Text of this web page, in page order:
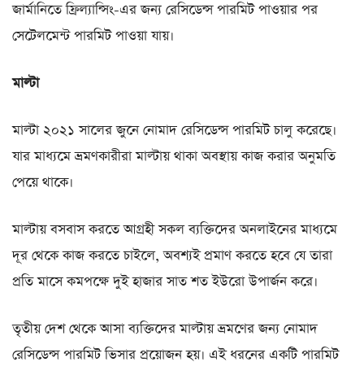
জার্মানিতে ফ্রিল্যান্সিং-এর জন্য রেসিডেন্স পারমিট পাওয়ার পর
সেটেলমেন্ট পারমিট পাওয়া যায়।
মাল্টা
মাল্টা ২০২১ সালের জুনে নোমাদ রেসিডেন্স পারমিট চালু করেছে।
যার মাধ্যমে ভ্রমণকারীরা মাল্টায় থাকা অবস্থায় কাজ করার অনুমতি
পেয়ে থাকে।
মাল্টায় বসবাস করতে আগ্রহী সকল ব্যক্তিদের অনলাইনের মাধ্যমে
দূর থেকে কাজ করতে চাইলে, অবশ্যই প্রমাণ করতে হবে যে তারা
প্রতি মাসে কমপক্ষে দুই হাজার সাত শত ইউরো উপার্জন করে।
তৃতীয় দেশ থেকে আসা ব্যক্তিদের মাল্টায় ভ্রমণের জন্য নোমাদ
রেসিডেন্স পারমিট ভিসার প্রয়োজন হয়। এই ধরনের একটি পারমিট